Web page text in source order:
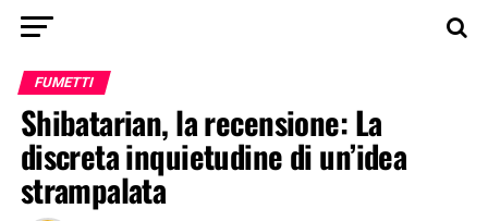
FUMETTI
Shibatarian, la recensione: La
discreta inquietudine di un’idea
strampalata